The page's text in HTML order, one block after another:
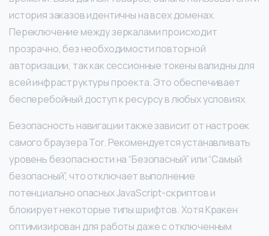
история заказов идентичны на всех доменах.
Переключение между зеркалами происходит
прозрачно, без необходимости повторной
авторизации, так как сессионные токены валидны для
всей инфраструктуры проекта. Это обеспечивает
бесперебойный доступ к ресурсу в любых условиях.
Безопасность навигации также зависит от настроек
самого браузера Tor. Рекомендуется устанавливать
уровень безопасности на “Безопасный” или “Самый
безопасный”, что отключает выполнение
потенциально опасных JavaScript-скриптов и
блокирует некоторые типы шрифтов. Хотя Кракен
оптимизирован для работы даже с отключенным